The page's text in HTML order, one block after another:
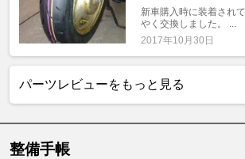
新車購入時に装着され
やく交換しました。 ...
2017年10月30日
パーツレビューをもっと見る
整備手帳